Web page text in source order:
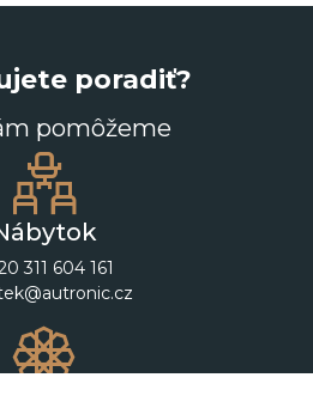
poradiť?
pomôžeme
311 604 161